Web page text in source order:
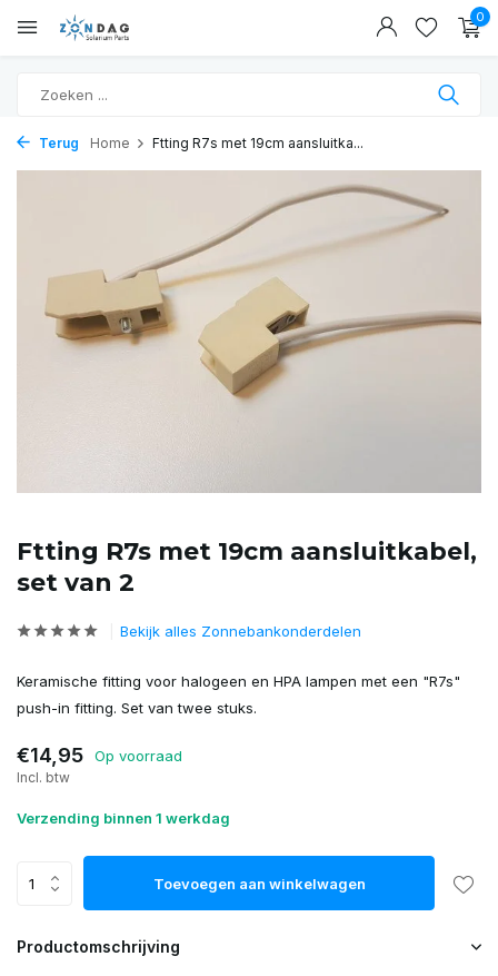
0
Terug Home Ftting R7s met 19cm aansluitka...
Ftting R7s met 19cm aansluitkabel,
set van 2
Bekijk alles Zonnebankonderdelen
Keramische fitting voor halogeen en HPA lampen met een "R7s"
push-in fitting. Set van twee stuks.
€14,95 Op voorraad
Incl. btw
Verzending binnen 1 werkdag
Toevoegen aan winkelwagen
Productomschrijving